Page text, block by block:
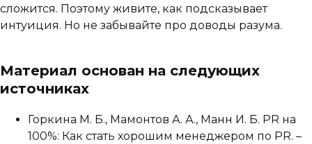
сложится. Поэтому живите, как подсказывает
интуиция. Но не забывайте про доводы разума.
Материал основан на следующих
источниках
Горкина М. Б., Мамонтов А. А., Манн И. Б. PR на
100%: Как стать хорошим менеджером по PR. –